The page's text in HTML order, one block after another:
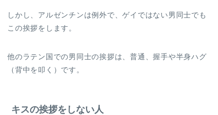
しかし、アルゼンチンは例外で、ゲイではない男同士でも
この挨拶をします。
他のラテン国での男同士の挨拶は、普通、握手や半身ハグ
（背中を叩く）です。
キスの挨拶をしない人